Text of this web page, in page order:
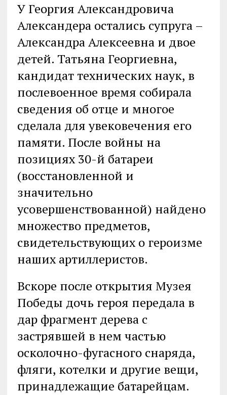
У Георгия Александровича
Александера остались супруга –
Александра Алексеевна и двое
детей. Татьяна Георгиевна,
кандидат технических наук, в
послевоенное время собирала
сведения об отце и многое
сделала для увековечения его
памяти. После войны на
позициях 30-й батареи
(восстановленной и
значительно
усовершенствованной) найдено
множество предметов,
свидетельствующих о героизме
наших артиллеристов.
Вскоре после открытия Музея
Победы дочь героя передала в
дар фрагмент дерева с
застрявшей в нем частью
осколочно-фугасного снаряда,
фляги, котелки и другие вещи,
принадлежащие батарейцам.